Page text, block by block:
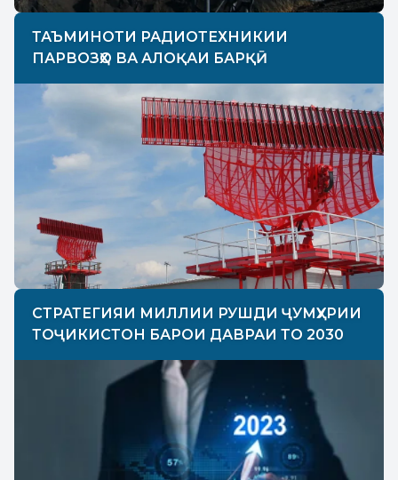
ТАЪМИНОТИ РАДИОТЕХНИКИИ
ПАРВОЗҲО ВА АЛОҚАИ БАРҚӢ
СТРАТЕГИЯИ МИЛЛИИ РУШДИ ҶУМҲУРИИ
ТОҶИКИСТОН БАРОИ ДАВРАИ ТО 2030